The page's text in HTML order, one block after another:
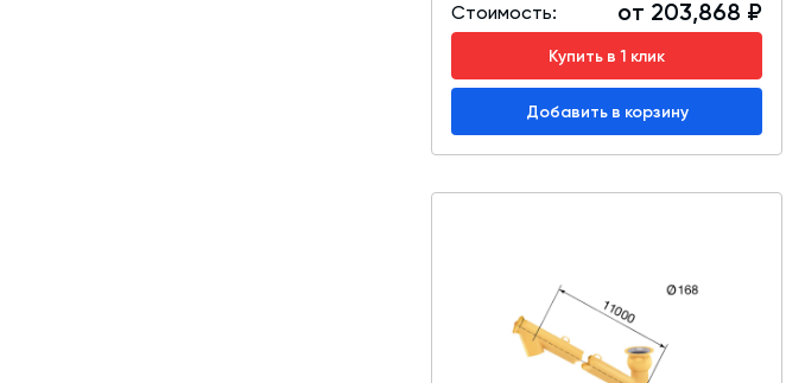
Стоимость: от 203,868 ₽
Купить в 1 клик
Добавить в корзину